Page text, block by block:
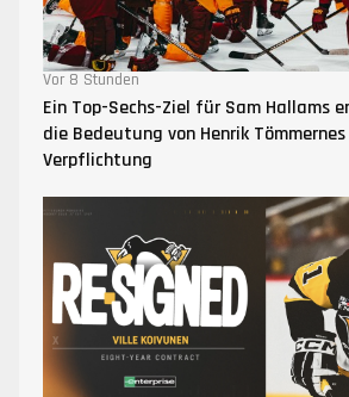
Vor 8 Stunden
Ein Top-Sechs-Ziel für Sam Hallams
die Bedeutung von Henrik
Verpflichtung